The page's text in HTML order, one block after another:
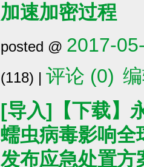
加速加密过程
posted @ 2017-
(118) | 评论 (0)
[导入]【下载】
蠕虫病毒影响全
发布应急处置方